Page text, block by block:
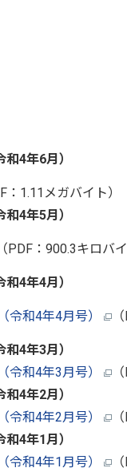
4年6月）
：1.11メガバイト）
4年5月）
（PDF：900.3キロバイ
4年4月）
和4年4月号）
和4年3月）
和4年3月号）
和4年2月）
和4年2月号）
和4年1月）
和4年1月号）